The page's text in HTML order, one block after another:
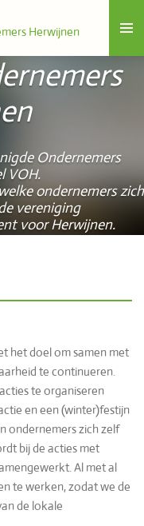
Herwijnen
Ondernemers
VOH.
ondernemers zich
vereniging
voor Herwijnen.
het doel om samen met
te continueren.
te organiseren
en een (winter)festijn
ondernemers zich zelf
bij de acties met
Al met al
te werken, zodat we de
de lokale